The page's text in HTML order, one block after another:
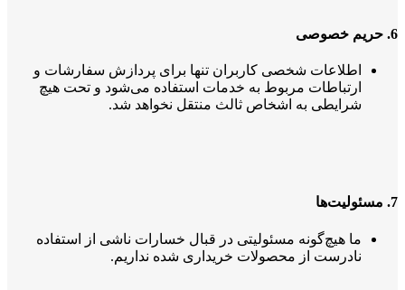
6. حریم خصوصی
اطلاعات شخصی کاربران تنها برای پردازش سفارشات و
ارتباطات مربوط به خدمات استفاده می‌شود و تحت هیچ
شرایطی به اشخاص ثالث منتقل نخواهد شد.
7. مسئولیت‌ها
ما هیچ‌گونه مسئولیتی در قبال خسارات ناشی از استفاده
نادرست از محصولات خریداری شده نداریم.